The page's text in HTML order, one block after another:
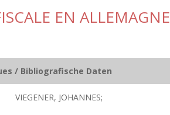
EN ALLEMAGNE
/ Bibliografische Daten
VIEGENER, JOHANNES;